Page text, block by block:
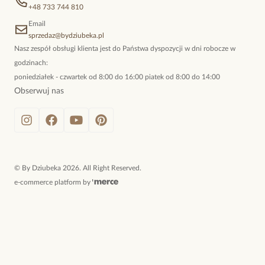
+48 733 744 810
Email
sprzedaz@bydziubeka.pl
Nasz zespół obsługi klienta jest do Państwa dyspozycji w dni robocze w
godzinach:
poniedziałek - czwartek od 8:00 do 16:00 piatek od 8:00 do 14:00
Obserwuj nas
© By Dziubeka 2026. All Right Reserved.
e-commerce platform by